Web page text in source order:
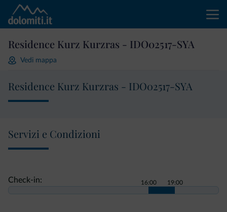
Residence Kurz Kurzras - IDO02517-SYA
Vedi mappa
Residence Kurz Kurzras - IDO02517-SYA
Servizi e Condizioni
Check-in: 16:00 19:00